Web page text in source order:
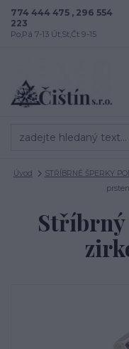
774 444 475 , 296 554
223
Po,Pá 7-13 Út,St,Čt 9-15
Úvod STŘÍBRNÉ ŠPERKY